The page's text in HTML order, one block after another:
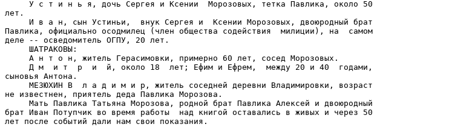
     У с т и н ь я, дочь Сергея и Ксении  Морозовых, тетка Павлика, около 50
лет.
     И в а н, сын Устиньи,  внук Сергея и  Ксении Морозовых, двоюродный брат
Павлика, официально осодмилец (член общества содействия  милиции), на  самом
деле -- осведомитель ОГПУ, 20 лет.
     ШАТРАКОВЫ:
     А н т о н, житель Герасимовки, примерно 60 лет, сосед Морозовых.
     Д м  и т  р  и  й, около 18  лет; Ефим и Ефрем,  между 20 и 40  годами,
сыновья Антона.
     МЕЗЮХИН В  л а д и м и р, житель соседней деревни Владимировки, возраст
не известнен, приятель дедa Павлика Морозова.
     Мать Павлика Татьяна Морозова, родной брат Павлика Алексей и двоюродный
брат Иван Потупчик во время работы  над книгой оставались в живых и через 50
лет после событий дали нам свои показания.